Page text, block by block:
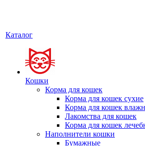
Каталог
Кошки
Корма для кошек
Корма для кошек сухие
Корма для кошек
Лакомства для кошек
Корма для кошек
Наполнители кошки
Бумажные